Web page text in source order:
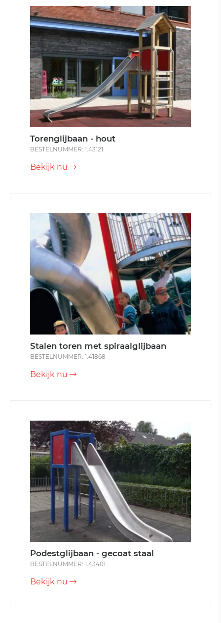
Torenglijbaan - hout
BESTELNUMMER: 1.43121
Bekijk nu
Stalen toren met spiraalglijbaan
BESTELNUMMER: 1.41868
Bekijk nu
Podestglijbaan - gecoat staal
BESTELNUMMER: 1.43401
Bekijk nu